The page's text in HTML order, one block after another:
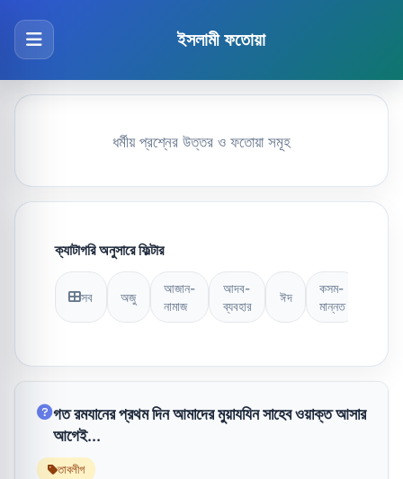
ইসলামী ফতোয়া
ধর্মীয় প্রশ্নের উত্তর ও ফতোয়া সমূহ
ক্যাটাগরি অনুসারে ফিল্টার
সব অজু
আজান-
নামাজ
আদব-
ব্যবহার
ঈদ
কসম-
মান্নত
গত রমযানের প্রথম দিন আমাদের মুয়াযযিন সাহেব ওয়াক্ত আসার
আগেই...
তাবলীগ